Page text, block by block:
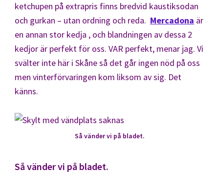
ketchupen på extrapris finns bredvid kaustiksodan
och gurkan – utan ordning och reda. Mercadona är
en annan stor kedja , och blandningen av dessa 2
kedjor är perfekt för oss. VAR perfekt, menar jag. Vi
svälter inte här i Skåne så det går ingen nöd på oss
men vinterförvaringen kom liksom av sig. Det
känns.
Så vänder vi på bladet.
Så vänder vi på bladet.